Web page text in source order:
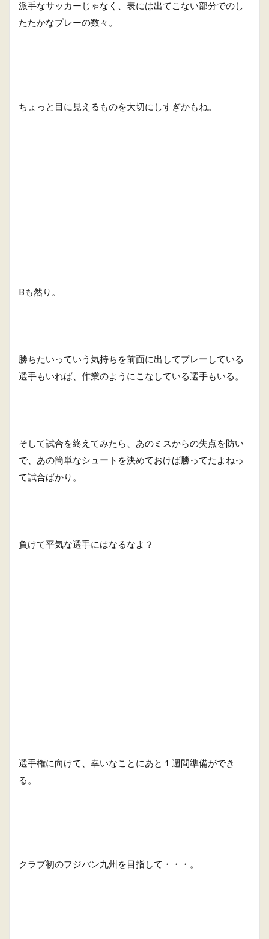
派手なサッカーじゃなく、表には出てこない部分でのし
たたかなプレーの数々。
ちょっと目に見えるものを大切にしすぎかもね。
Bも然り。
勝ちたいっていう気持ちを前面に出してプレーしている
選手もいれば、作業のようにこなしている選手もいる。
そして試合を終えてみたら、あのミスからの失点を防い
で、あの簡単なシュートを決めておけば勝ってたよねっ
て試合ばかり。
負けて平気な選手にはなるなよ？
選手権に向けて、幸いなことにあと１週間準備ができ
る。
クラブ初のフジパン九州を目指して・・・。